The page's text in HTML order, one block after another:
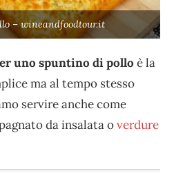
– wineandfoodtour.it
uno spuntino di pollo è la
ma al tempo stesso
servire anche come
da insalata overdure